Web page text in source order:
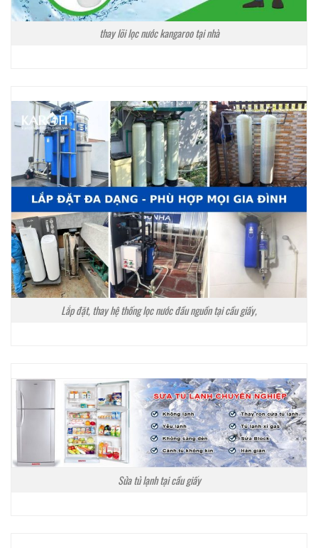
thay lõi lọc nước kangaroo tại nhà
Lắp đặt, thay hệ thống lọc nước đầu nguồn tại cầu giấy,
Sửa tủ lạnh tại cầu giấy